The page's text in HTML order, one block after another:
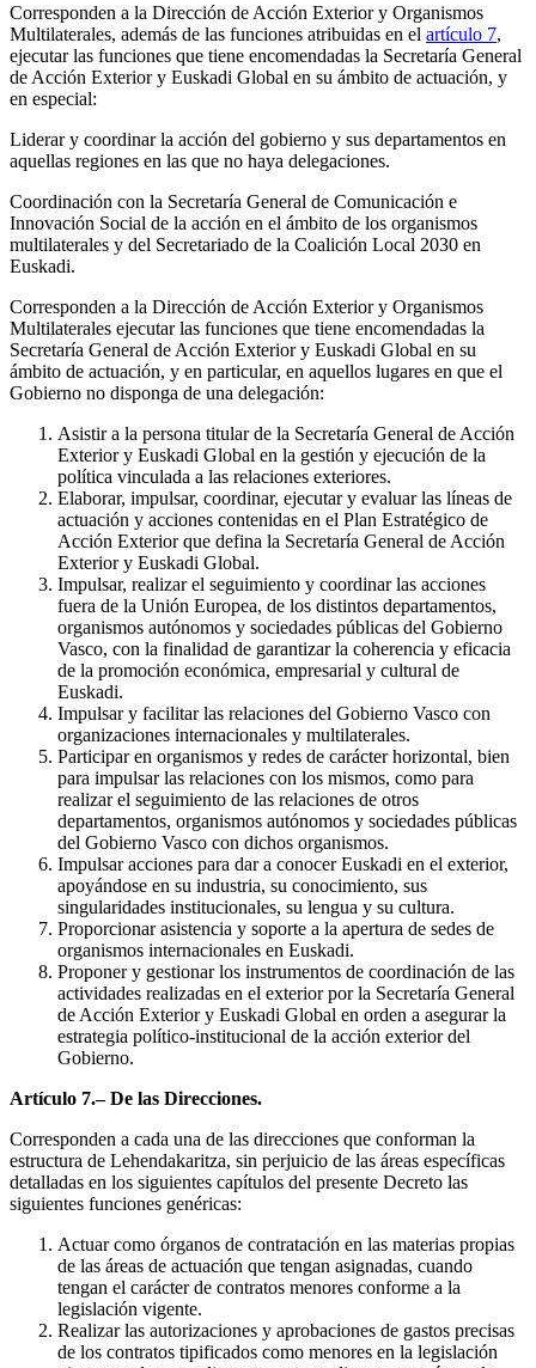
Corresponden a la Dirección de Acción Exterior y Organismos
Multilaterales, además de las funciones atribuidas en el artículo 7,
ejecutar las funciones que tiene encomendadas la Secretaría General
de Acción Exterior y Euskadi Global en su ámbito de actuación, y
en especial:
Liderar y coordinar la acción del gobierno y sus departamentos en
aquellas regiones en las que no haya delegaciones.
Coordinación con la Secretaría General de Comunicación e
Innovación Social de la acción en el ámbito de los organismos
multilaterales y del Secretariado de la Coalición Local 2030 en
Euskadi.
Corresponden a la Dirección de Acción Exterior y Organismos
Multilaterales ejecutar las funciones que tiene encomendadas la
Secretaría General de Acción Exterior y Euskadi Global en su
ámbito de actuación, y en particular, en aquellos lugares en que el
Gobierno no disponga de una delegación:
Asistir a la persona titular de la Secretaría General de Acción
Exterior y Euskadi Global en la gestión y ejecución de la
política vinculada a las relaciones exteriores.
Elaborar, impulsar, coordinar, ejecutar y evaluar las líneas de
actuación y acciones contenidas en el Plan Estratégico de
Acción Exterior que defina la Secretaría General de Acción
Exterior y Euskadi Global.
Impulsar, realizar el seguimiento y coordinar las acciones
fuera de la Unión Europea, de los distintos departamentos,
organismos autónomos y sociedades públicas del Gobierno
Vasco, con la finalidad de garantizar la coherencia y eficacia
de la promoción económica, empresarial y cultural de
Euskadi.
Impulsar y facilitar las relaciones del Gobierno Vasco con
organizaciones internacionales y multilaterales.
Participar en organismos y redes de carácter horizontal, bien
para impulsar las relaciones con los mismos, como para
realizar el seguimiento de las relaciones de otros
departamentos, organismos autónomos y sociedades públicas
del Gobierno Vasco con dichos organismos.
Impulsar acciones para dar a conocer Euskadi en el exterior,
apoyándose en su industria, su conocimiento, sus
singularidades institucionales, su lengua y su cultura.
Proporcionar asistencia y soporte a la apertura de sedes de
organismos internacionales en Euskadi.
Proponer y gestionar los instrumentos de coordinación de las
actividades realizadas en el exterior por la Secretaría General
de Acción Exterior y Euskadi Global en orden a asegurar la
estrategia político-institucional de la acción exterior del
Gobierno.
Artículo 7.– De las Direcciones.
Corresponden a cada una de las direcciones que conforman la
estructura de Lehendakaritza, sin perjuicio de las áreas específicas
detalladas en los siguientes capítulos del presente Decreto las
siguientes funciones genéricas:
Actuar como órganos de contratación en las materias propias
de las áreas de actuación que tengan asignadas, cuando
tengan el carácter de contratos menores conforme a la
legislación vigente.
Realizar las autorizaciones y aprobaciones de gastos precisas
de los contratos tipificados como menores en la legislación